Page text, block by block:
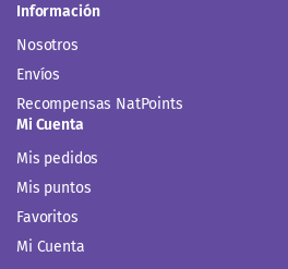
Información
Nosotros
Envíos
Recompensas NatPoints
Mi Cuenta
Mis pedidos
Mis puntos
Favoritos
Mi Cuenta